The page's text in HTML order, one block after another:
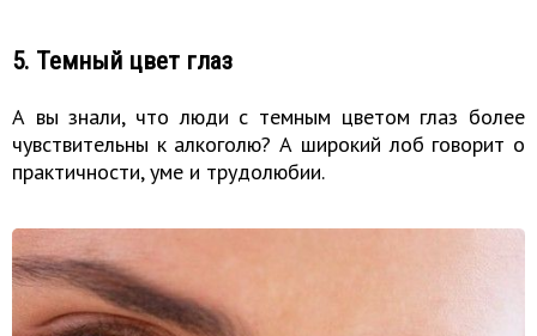
5. Темный цвет глаз
А вы знали, что люди с темным цветом глаз более
чувствительны к алкоголю? А широкий лоб говорит о
практичности, уме и трудолюбии.